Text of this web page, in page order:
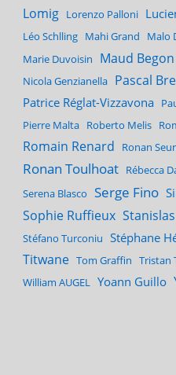
Lomig Lorenzo Palloni
Léo Schlling Mahi Grand Malo
Marie Duvoisin
Maud Begon
Nicola Genzianella Pascal
Patrice Réglat-Vizzavona
Pierre Malta Roberto Melis
Romain Renard Ronan
Ronan Toulhoat Rébecca
Serena Blasco Serge Fino
Sophie Ruffieux
Stéfano Turconiu Stéphane
Titwane Tom Graffin Tristan
William AUGEL Yoann Guillo